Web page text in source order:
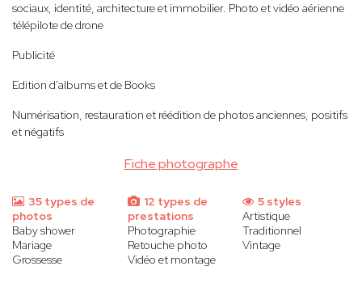
Fiche photographe
sociaux, identité, architecture et immobilier. Photo et vidéo aérienne
télépilote de drone
Publicité
Edition d'albums et de Books
Numérisation, restauration et réédition de photos anciennes, positifs
et négatifs
35 types de
photos
Baby shower
Mariage
Grossesse
12 types de
prestations
Photographie
Retouche photo
Vidéo et montage
5 styles
Artistique
Traditionnel
Vintage